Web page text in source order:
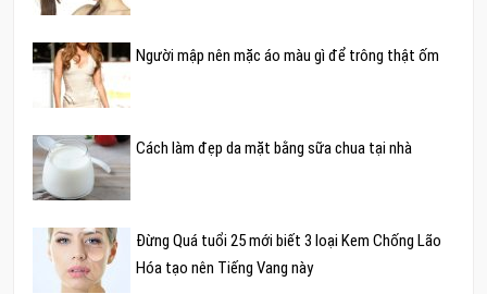
Người mập nên mặc áo màu gì để trông thật ốm
Cách làm đẹp da mặt bằng sữa chua tại nhà
Đừng Quá tuổi 25 mới biết 3 loại Kem Chống Lão
Hóa tạo nên Tiếng Vang này